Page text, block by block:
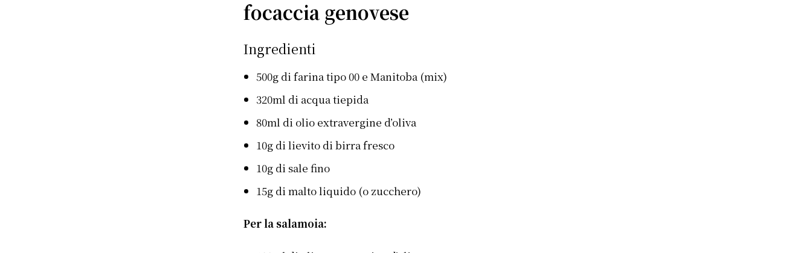
focaccia genovese
Ingredienti
500g di farina tipo 00 e Manitoba (mix)
320ml di acqua tiepida
80ml di olio extravergine d’oliva
10g di lievito di birra fresco
10g di sale fino
15g di malto liquido (o zucchero)
Per la salamoia: